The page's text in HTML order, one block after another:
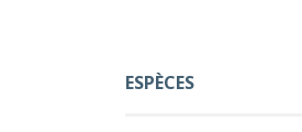
ESPÈCES